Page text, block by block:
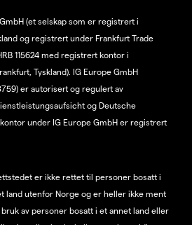
(et selskap som er registrert i
og registrert under Frankfurt Trade
115624 med registrert kontor i
Tyskland). IG Europe GmbH
er autorisert og regulert av
og Deutsche
under IG Europe GmbH er registrert
er ikke rettet til personer bosatt i
land utenfor Norge og er heller ikke ment
av personer bosatt i et annet land eller